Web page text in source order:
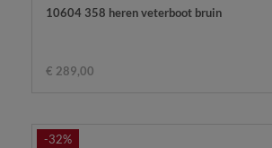
10604 358 heren veterboot bruin
€ 289,00
-32%